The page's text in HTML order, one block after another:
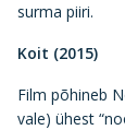
surma piiri.
Koit (2015)
Film põhineb
vale) ühest